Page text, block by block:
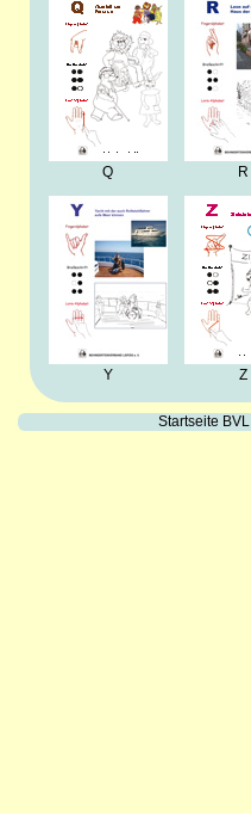
Q R
Y Z
Startseite BVL